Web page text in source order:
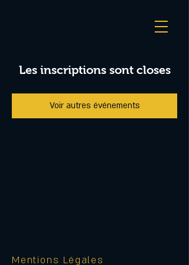
Les inscriptions sont closes
Voir autres événements
Mentions Légales